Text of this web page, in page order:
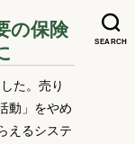
SEARCH
の保険
た。売り
動」をやめ
えるシステ